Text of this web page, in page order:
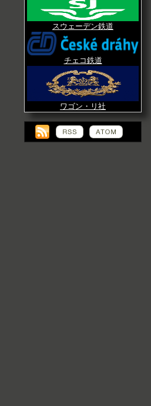
スウェーデン鉄道
チェコ鉄道
ワゴン・リ社